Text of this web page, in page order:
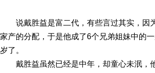
说戴胜益是富二代，有些言过其实，因
家产的分配，于是他成了6个兄弟姐妹中的
岁了。
戴胜益虽然已经是中年，却童心未泯，